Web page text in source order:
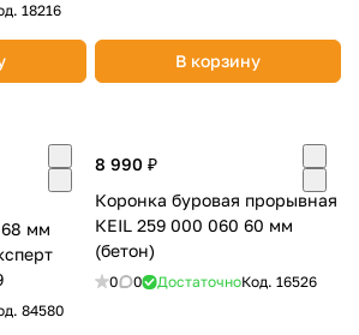
18216
В корзину
мм
84580
8 990 ₽
Коронка буровая прорывная
КEIL 259 000 060 60 мм
(бетон)
0 0 ДостаточноКод. 16526
Остались вопросы?
8 800 302-02-51
plait.ru